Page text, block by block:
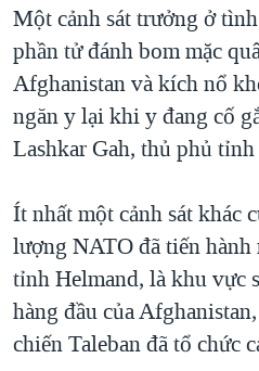
ĐỜI SỐNG
KHOA HỌC
SỨC KHOẺ
THỂ THAO
GIÁO DỤC
HÀNH TRÌNH BẦU CỬ 2024
MỘT NĂM CHIẾN TRANH TẠI
GIẢI MÃ VÀNH ĐAI & CON
NGÀY TỊ NẠN THẾ GIỚI
TRỊNH VĨNH BÌNH - NGƯỜI
GROUND ZERO – XƯA VÀ
CHI PHÍ CHIẾN TRANH
CÁC GIÁ TRỊ CỘNG HÒA Ở
THƯỢNG ĐỈNH TRUMP-KIM
TRỊNH VĨNH BÌNH VS. CHÍNH
NGHE
MẠNG XÃ HỘI
Một cảnh sát trưởng ở
phần tử đánh bom mặc
Afghanistan và kích nổ
ngăn y lại khi y đang cố
Lashkar Gah, thủ phủ tỉnh
Ít nhất một cảnh sát khác
lượng NATO đã tiến
tỉnh Helmand, là khu vực
hàng đầu của
chiến Taleban đã tổ chức